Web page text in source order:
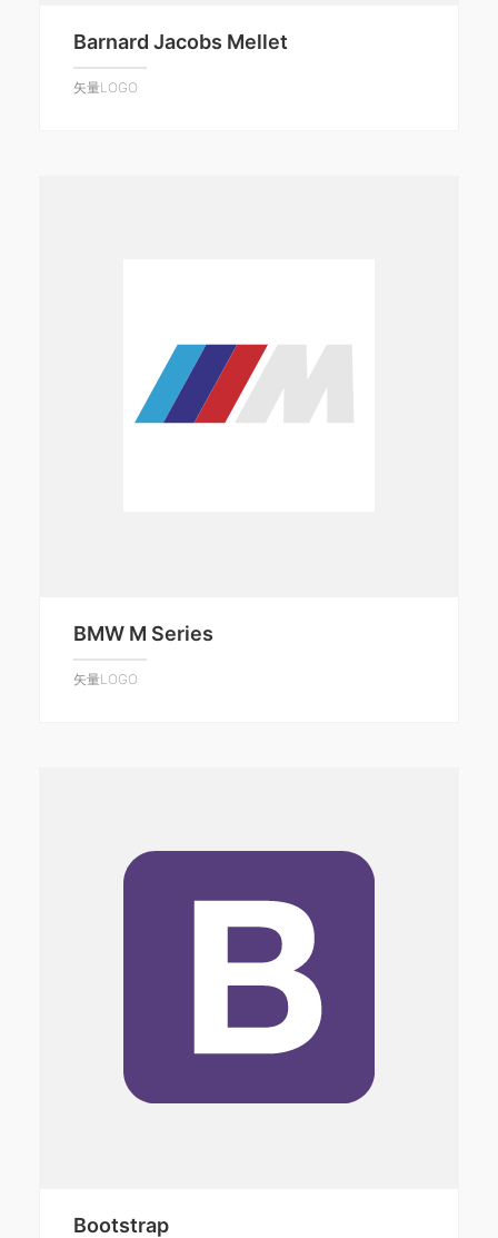
Barnard Jacobs Mellet
矢量LOGO
BMW M Series
矢量LOGO
Bootstrap